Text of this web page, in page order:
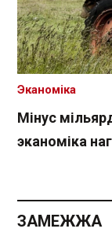
Мінус
эканоміка
Эканоміка
ЗАМЕЖЖА